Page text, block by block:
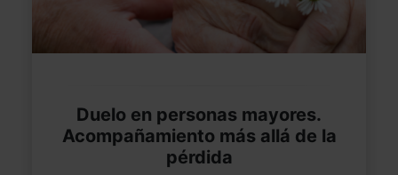
Duelo en personas mayores.
Acompañamiento más allá de la
pérdida